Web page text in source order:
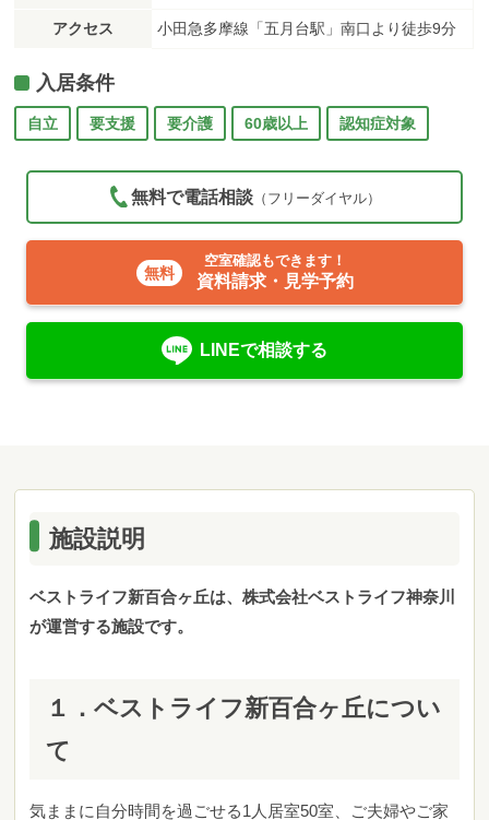
アクセス 小田急多摩線「五月台駅」南口より徒歩9分
入居条件
自立 要支援 要介護 60歳以上 認知症対象
無料で電話相談（フリーダイヤル）
空室確認もできます！
資料請求・見学予約
LINEで相談する
施設説明
ベストライフ新百合ヶ丘は、株式会社ベストライフ神奈川
が運営する施設です。
１．ベストライフ新百合ヶ丘につい
て
気ままに自分時間を過ごせる1人居室50室、ご夫婦やご家